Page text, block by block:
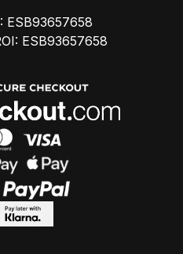
ESB93657658
ESB93657658